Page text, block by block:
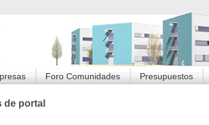
Foro Comunidades Presupuestos
de portal